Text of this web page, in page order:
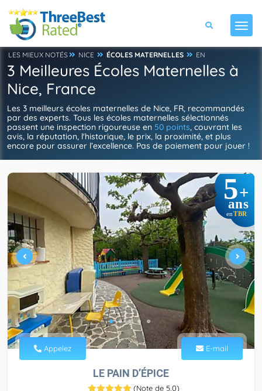
LES MIEUX NOTÉS NICE ÉCOLES MATERNELLES EN
3 Meilleures Écoles Maternelles à
Nice, France
Les 3 meilleurs écoles maternelles de Nice, FR, recommandés
par des experts. Tous les écoles maternelles sélectionnés
passent une inspection rigoureuse en 50 points, couvrant les
avis, la réputation, l'historique, le prix, la proximité, et plus
encore pour assurer l’excellence. Pas de paiement pour jouer !
5+
ans
en TBR
Appelez E-mail
LE PAIN D’ÉPICE
(Note de 5,0)